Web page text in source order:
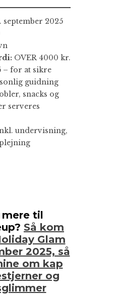
september 2025
OVER 4000 kr.
– for at sikre
guidning
snacks og
serveres
undervisning,
mere til
Så kom
Glam
2025, så
om kap
og